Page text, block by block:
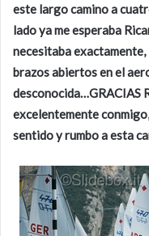
este largo camino a
lado ya me esperaba
necesitaba
brazos abiertos en el
desconocida…GRACIAS
excelentemente
sentido y rumbo a esta